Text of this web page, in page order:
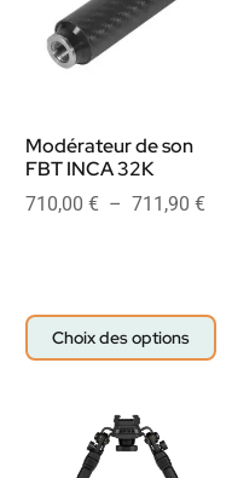
Modérateur de son
FBT INCA 32K
710,00 € – 711,90 €
Choix des options